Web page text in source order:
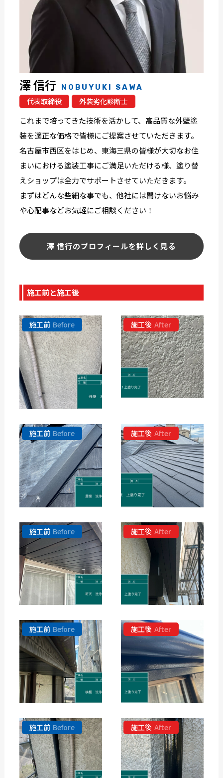
澤 信行 NOBUYUKI SAWA
代表取締役 外装劣化診断士
これまで培ってきた技術を活かして、高品質な外壁塗
装を適正な価格で皆様にご提案させていただきます。
名古屋市西区をはじめ、東海三県の皆様が大切なお住
まいにおける塗装工事にご満足いただける様、塗り替
えショップは全力でサポートさせていただきます。
まずはどんな些細な事でも、他社には聞けないお悩み
や心配事などお気軽にご相談ください！
澤 信行のプロフィールを詳しく見る
施工前と施工後
施工前 Before 施工後 After
施工前 Before 施工後 After
施工前 Before 施工後 After
施工前 Before 施工後 After
施工前 Before 施工後 After